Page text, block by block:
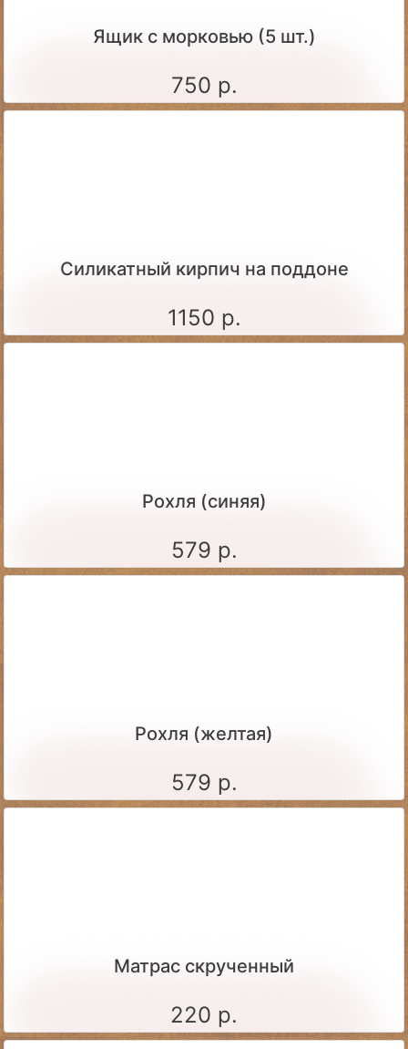
Ящик c морковью (5 шт.)
750 р.
Силикатный кирпич на поддоне
1150 р.
Рохля (синяя)
579 р.
Рохля (желтая)
579 р.
Матрас скрученный
220 р.